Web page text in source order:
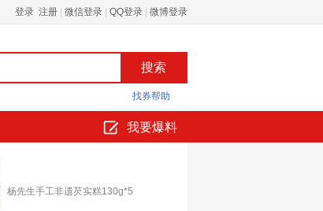
登录 注册 微信登录 QQ登录 微博登录
找券帮助
我要爆料
杨先生手工非遗芡实糕130g*5